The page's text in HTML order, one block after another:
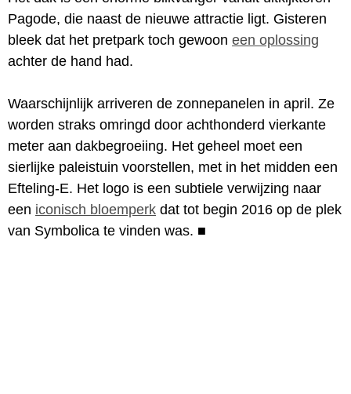
Pagode, die naast de nieuwe attractie ligt. Gisteren
bleek dat het pretpark toch gewoon een oplossing
achter de hand had.
Waarschijnlijk arriveren de zonnepanelen in april. Ze
worden straks omringd door achthonderd vierkante
meter aan dakbegroeiing. Het geheel moet een
sierlijke paleistuin voorstellen, met in het midden een
Efteling-E. Het logo is een subtiele verwijzing naar
een iconisch bloemperk dat tot begin 2016 op de plek
van Symbolica te vinden was. ■